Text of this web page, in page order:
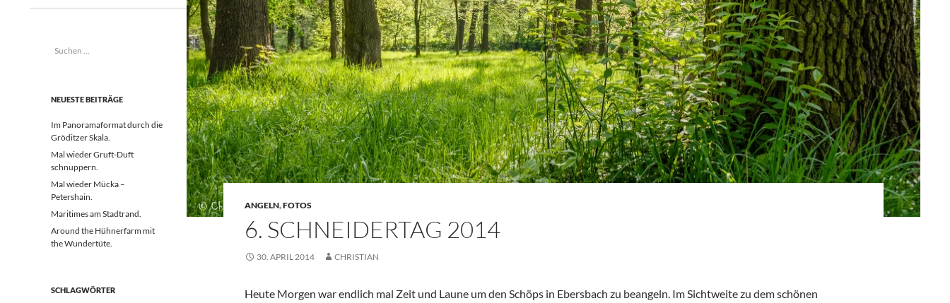
ANGELN,FOTOS
6. SCHNEIDERTAG 2014
30. APRIL 2014 CHRISTIAN
Heute Morgen war endlich mal Zeit und Laune um den Schöps in Ebersbach zu beangeln. Im Sichtweite zu dem schönen
Suchen
NEUESTE BEITRÄGE
Im Panoramaformat durch die
Gröditzer Skala.
Mal wieder Gruft-Duft
schnuppern.
Mal wieder Mücka –
Petershain.
Maritimes am Stadtrand.
Around the Hühnerfarm mit
the Wundertüte.
SCHLAGWÖRTER